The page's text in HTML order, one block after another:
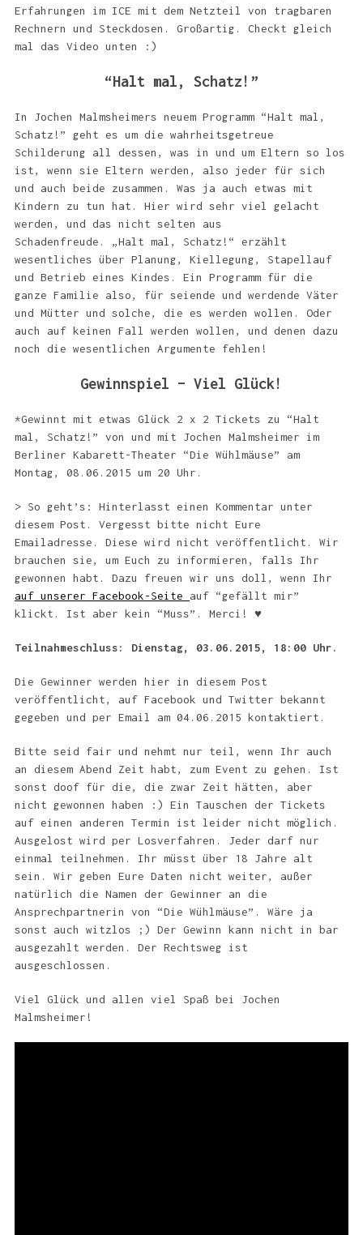
Erfahrungen im ICE mit dem Netzteil von tragbaren
Rechnern und Steckdosen. Großartig. Checkt gleich
mal das Video unten :)
“Halt mal, Schatz!”
In Jochen Malmsheimers neuem Programm “Halt mal,
Schatz!” geht es um die wahrheitsgetreue
Schilderung all dessen, was in und um Eltern so los
ist, wenn sie Eltern werden, also jeder für sich
und auch beide zusammen. Was ja auch etwas mit
Kindern zu tun hat. Hier wird sehr viel gelacht
werden, und das nicht selten aus
Schadenfreude. „Halt mal, Schatz!“ erzählt
wesentliches über Planung, Kiellegung, Stapellauf
und Betrieb eines Kindes. Ein Programm für die
ganze Familie also, für seiende und werdende Väter
und Mütter und solche, die es werden wollen. Oder
auch auf keinen Fall werden wollen, und denen dazu
noch die wesentlichen Argumente fehlen!
Gewinnspiel – Viel Glück!
*Gewinnt mit etwas Glück 2 x 2 Tickets zu “Halt
mal, Schatz!” von und mit Jochen Malmsheimer im
Berliner Kabarett-Theater “Die Wühlmäuse” am
Montag, 08.06.2015 um 20 Uhr.
> So geht’s: Hinterlasst einen Kommentar unter
diesem Post. Vergesst bitte nicht Eure
Emailadresse. Diese wird nicht veröffentlicht. Wir
brauchen sie, um Euch zu informieren, falls Ihr
gewonnen habt. Dazu freuen wir uns doll, wenn Ihr
auf unserer Facebook-Seite auf “gefällt mir”
klickt. Ist aber kein “Muss”. Merci! ♥
Teilnahmeschluss: Dienstag, 03.06.2015, 18:00 Uhr.
Die Gewinner werden hier in diesem Post
veröffentlicht, auf Facebook und Twitter bekannt
gegeben und per Email am 04.06.2015 kontaktiert.
Bitte seid fair und nehmt nur teil, wenn Ihr auch
an diesem Abend Zeit habt, zum Event zu gehen. Ist
sonst doof für die, die zwar Zeit hätten, aber
nicht gewonnen haben :) Ein Tauschen der Tickets
auf einen anderen Termin ist leider nicht möglich.
Ausgelost wird per Losverfahren. Jeder darf nur
einmal teilnehmen. Ihr müsst über 18 Jahre alt
sein. Wir geben Eure Daten nicht weiter, außer
natürlich die Namen der Gewinner an die
Ansprechpartnerin von “Die Wühlmäuse”. Wäre ja
sonst auch witzlos ;) Der Gewinn kann nicht in bar
ausgezahlt werden. Der Rechtsweg ist
ausgeschlossen.
Viel Glück und allen viel Spaß bei Jochen
Malmsheimer!